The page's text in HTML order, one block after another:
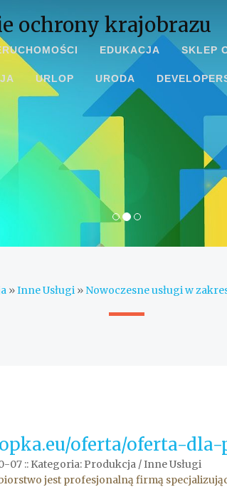
ochrony krajobrazu
EDUKACJA SKLEP
URLOP URODA
»Inne Usługi » Nowoczesne usługi w
oferta/oferta-
07 :: Kategoria: Produkcja / Inne Usługi
jest profesjonalną firmą